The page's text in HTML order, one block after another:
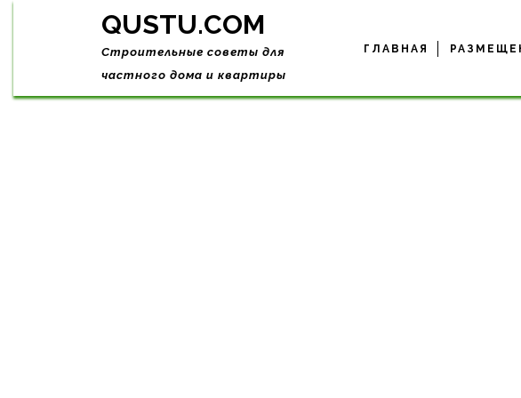
Skip
QUSTU.COM
Строительные советы для
частного дома и квартиры
ГЛАВНАЯ